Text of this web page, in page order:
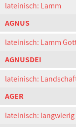
lateinisch: Lamm
AGNUS
lateinisch: Lamm
AGNUSDEI
lateinisch:
AGER
lateinisch: langwierig